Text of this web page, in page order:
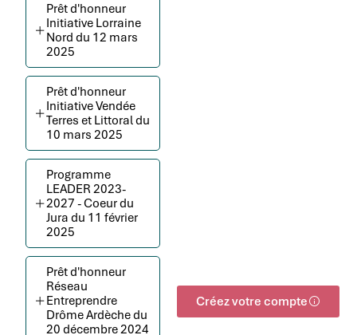
Prêt d'honneur
Initiative Lorraine
Nord du 12 mars
2025
Prêt d'honneur
Initiative Vendée
Terres et Littoral du
10 mars 2025
Programme
LEADER 2023-
2027 - Coeur du
Jura du 11 février
2025
Prêt d'honneur
Réseau
Entreprendre
Drôme Ardèche du
20 décembre 2024
Créez votre compte